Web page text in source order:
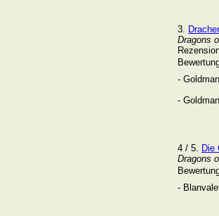
3.
Dragons
-
-
4 / 5. Die
Dragons
-